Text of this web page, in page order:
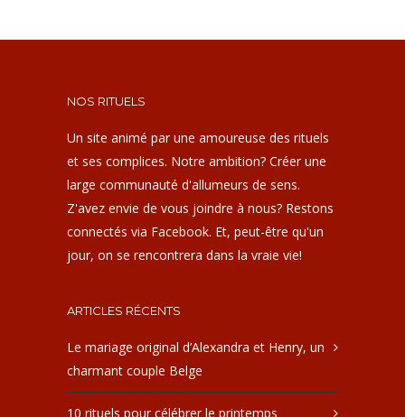
NOS RITUELS
Un site animé par une amoureuse des rituels
et ses complices. Notre ambition? Créer une
large communauté d'allumeurs de sens.
Z'avez envie de vous joindre à nous? Restons
connectés via Facebook. Et, peut-être qu'un
jour, on se rencontrera dans la vraie vie!
ARTICLES RÉCENTS
Le mariage original d’Alexandra et Henry, un
charmant couple Belge
10 rituels pour célébrer le printemps